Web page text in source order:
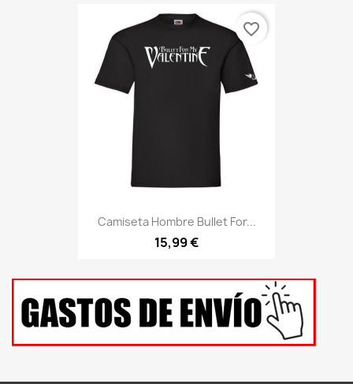
Camiseta Hombre Bullet For...
15,99 €
favorite_border